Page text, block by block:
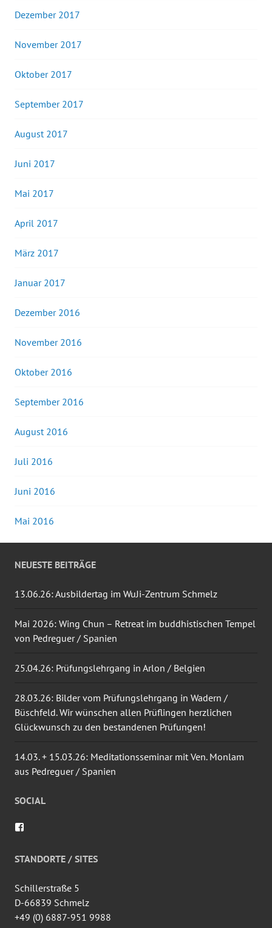
Dezember 2017
November 2017
Oktober 2017
September 2017
August 2017
Juni 2017
Mai 2017
April 2017
März 2017
Januar 2017
Dezember 2016
November 2016
Oktober 2016
September 2016
August 2016
Juli 2016
Juni 2016
Mai 2016
NEUESTE BEITRÄGE
13.06.26: Ausbildertag im WuJi-Zentrum Schmelz
Mai 2026: Wing Chun – Retreat im buddhistischen Tempel
von Pedreguer / Spanien
25.04.26: Prüfungslehrgang in Arlon / Belgien
28.03.26: Bilder vom Prüfungslehrgang in Wadern /
Büschfeld. Wir wünschen allen Prüflingen herzlichen
Glückwunsch zu den bestandenen Prüfungen!
14.03. + 15.03.26: Meditationsseminar mit Ven. Monlam
aus Pedreguer / Spanien
SOCIAL
auf
Facebook
STANDORTE / SITES
Schillerstraße 5
D-66839 Schmelz
+49 (0) 6887-951 9988